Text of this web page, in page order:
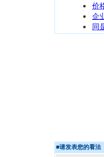
价
企
同
■请发表您的看法